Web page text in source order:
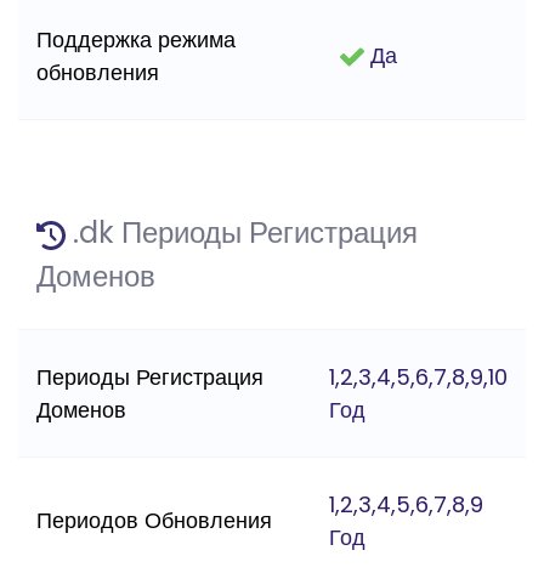
Поддержка режима
обновления
Да
.dk Периоды Регистрация
Доменов
Периоды Регистрация
Доменов
1,2,3,4,5,6,7,8,9,10
Год
Периодов Обновления
1,2,3,4,5,6,7,8,9
Год